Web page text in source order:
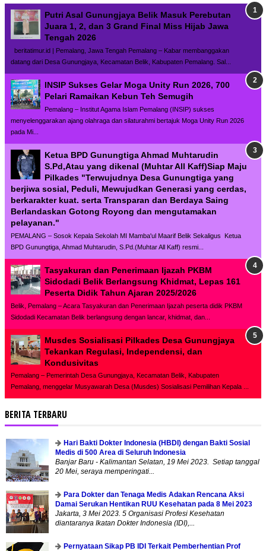
Putri Asal Gunungjaya Belik Masuk Perebutan
Juara 1, 2, dan 3 Grand Final Miss Hijab Jawa
Tengah 2026
beritatimur.id | Pemalang, Jawa Tengah Pemalang – Kabar membanggakan
datang dari Desa Gunungjaya, Kecamatan Belik, Kabupaten Pemalang. Sal...
INSIP Sukses Gelar Moga Unity Run 2026, 700
Pelari Ramaikan Kebun Teh Semugih
Pemalang – Institut Agama Islam Pemalang (INSIP) sukses
menyelenggarakan ajang olahraga dan silaturahmi bertajuk Moga Unity Run 2026
pada Mi...
Ketua BPD Gunungtiga Ahmad Muhtarudin
S.Pd,Atau yang dikenal (Muhtar All Kaff)Siap Maju
Pilkades "Terwujudnya Desa Gunungtiga yang
berjiwa sosial, Peduli, Mewujudkan Generasi yang cerdas,
berkarakter kuat. serta Transparan dan Berdaya Saing
Berlandaskan Gotong Royong dan mengutamakan
pelayanan."
PEMALANG – Sosok Kepala Sekolah MI Mamba'ul Maarif Belik Sekaligus Ketua
BPD Gunungtiga, Ahmad Muhtarudin, S.Pd.(Muhtar All Kaff) resmi...
Tasyakuran dan Penerimaan Ijazah PKBM
Sidodadi Belik Berlangsung Khidmat, Lepas 161
Peserta Didik Tahun Ajaran 2025/2026
Belik, Pemalang – Acara Tasyakuran dan Penerimaan Ijazah peserta didik PKBM
Sidodadi Kecamatan Belik berlangsung dengan lancar, khidmat, dan...
Musdes Sosialisasi Pilkades Desa Gunungjaya
Tekankan Regulasi, Independensi, dan
Kondusivitas
Pemalang – Pemerintah Desa Gunungjaya, Kecamatan Belik, Kabupaten
Pemalang, menggelar Musyawarah Desa (Musdes) Sosialisasi Pemilihan Kepala ...
BERITA TERBARU
Hari Bakti Dokter Indonesia (HBDI) dengan Bakti Sosial
Medis di 500 Area di Seluruh Indonesia
Banjar Baru - Kalimantan Selatan, 19 Mei 2023. Setiap tanggal
20 Mei, seraya memperingati...
Para Dokter dan Tenaga Medis Adakan Rencana Aksi
Damai Serukan Hentikan RUU Kesehatan pada 8 Mei 2023
Jakarta, 3 Mei 2023. 5 Organisasi Profesi Kesehatan
diantaranya Ikatan Dokter Indonesia (IDI),...
Pernyataan Sikap PB IDI Terkait Pemberhentian Prof